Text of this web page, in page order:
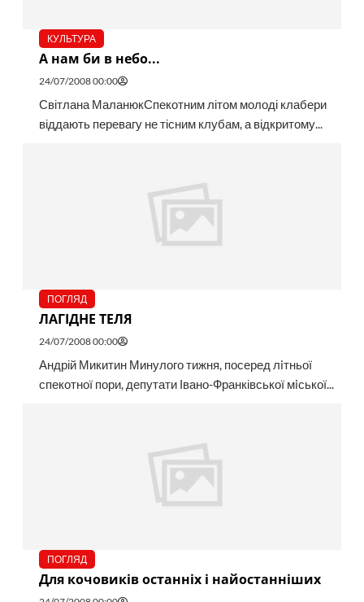
КУЛЬТУРА
А нам би в небо...
24/07/2008 00:00
Світлана МаланюкСпекотним літом молоді клабери
віддають перевагу не тісним клубам, а відкритому...
ПОГЛЯД
ЛАГІДНЕ ТЕЛЯ
24/07/2008 00:00
Андрій Микитин Минулого тижня, посеред лiтньої
спекотної пори, депутати Івано-Франківської мiської...
ПОГЛЯД
Для кочовиків останніх і найостанніших